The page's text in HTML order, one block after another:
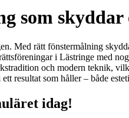
som
Med rätt fönstermålning
i Lästringe med
och modern teknik,
resultat som håller – både
idag!